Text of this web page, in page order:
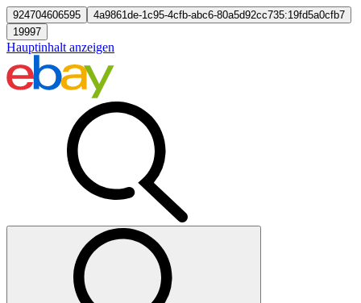
924704606595
4a9861de-1c95-4cfb-abc6-80a5d92cc735:19fd5a0cfb7
19997
Hauptinhalt anzeigen